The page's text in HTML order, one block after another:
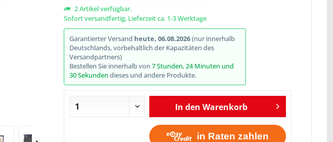
Abbildung ähnlich
2 Artikel verfügbar.
Sofort versandfertig, Lieferzeit ca. 1-3 Werktage
Garantierter Versand heute, 06.08.2026(nur innerhalb
Deutschlands, vorbehaltlich der Kapazitäten des
Versandpartners)
Bestellen Sie innerhalb von 7 Stunden, 24 Minuten und
29 Sekunden dieses und andere Produkte.
In den Warenkorb